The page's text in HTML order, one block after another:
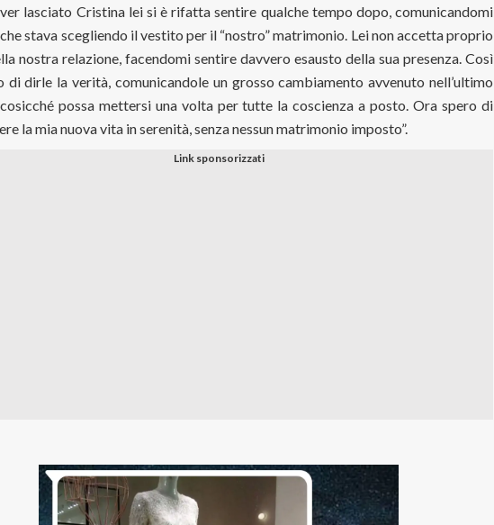
lasciato Cristina lei si è rifatta sentire qualche tempo dopo, comunicandomi
stava scegliendo il vestito per il “nostro” matrimonio. Lei non accetta proprio
nostra relazione, facendomi sentire davvero esausto della sua presenza. Così
di dirle la verità, comunicandole un grosso cambiamento avvenuto nell’ultimo
possa mettersi una volta per tutte la coscienza a posto. Ora spero di
la mia nuova vita in serenità, senza nessun matrimonio imposto”.